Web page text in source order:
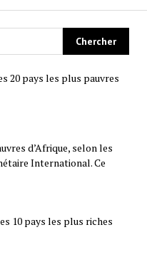
20 pays les plus pauvres
d’Afrique, selon les
International. Ce
10 pays les plus riches